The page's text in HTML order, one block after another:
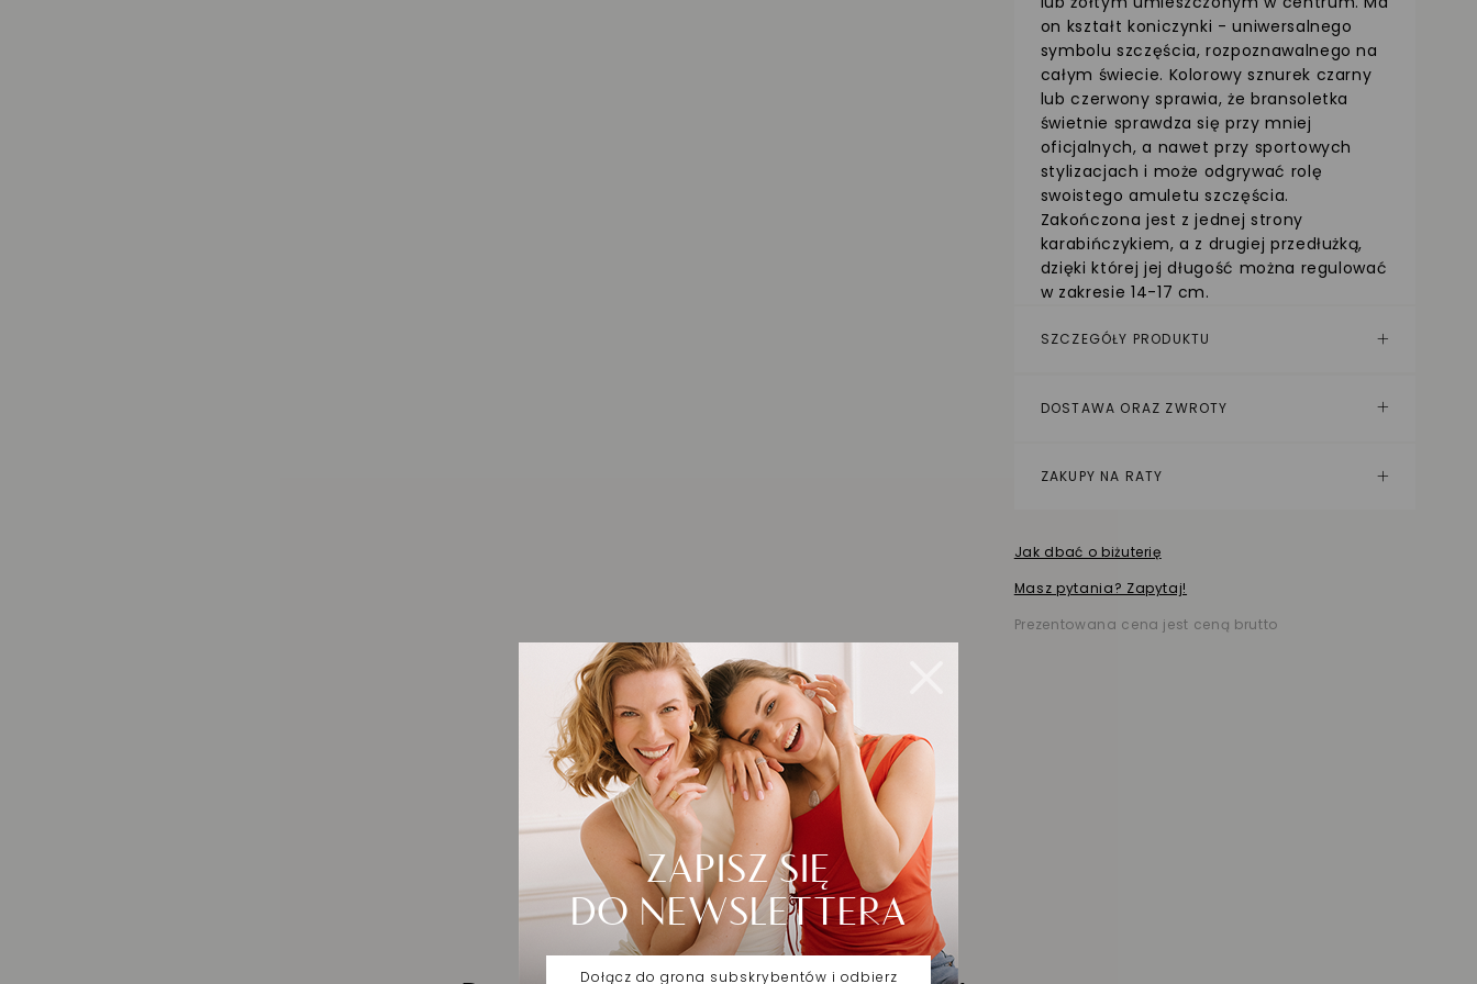
on kształt koniczynki - uniwersalnego
symbolu szczęścia, rozpoznawalnego na
całym świecie. Kolorowy sznurek czarny
lub czerwony sprawia, że bransoletka
świetnie sprawdza się przy mniej
oficjalnych, a nawet przy sportowych
stylizacjach i może odgrywać rolę
swoistego amuletu szczęścia.
Zakończona jest z jednej strony
karabińczykiem, a z drugiej przedłużką,
dzięki której jej długość można regulować
w zakresie 14-17 cm.
SZCZEGÓŁY PRODUKTU
DOSTAWA ORAZ ZWROTY
ZAKUPY NA RATY
Jak dbać o biżuterię
Masz pytania? Zapytaj!
Prezentowana cena jest ceną brutto